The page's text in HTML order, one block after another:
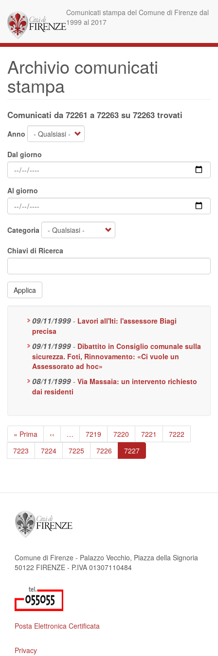
contenuto
principale
Comunicati stampa del Comune di Firenze dal
1999 al 2017
Archivio comunicati
stampa
Comunicati da 72261 a 72263 su 72263 trovati
Anno
Dal giorno
Al giorno
Categoria
Chiavi di Ricerca
Applica
09/11/1999 - Lavori all'Iti: l'assessore Biagi
precisa
09/11/1999 - Dibattito in Consiglio comunale sulla
sicurezza. Foti, Rinnovamento: «Ci vuole un
Assessorato ad hoc»
08/11/1999 - Via Massaia: un intervento richiesto
dai residenti
Paginazione
Prima
pagina
« Prima
Pagina
precedente
‹‹ … Page
7219 Page
7220 Page
7221 Page
7222
Page
7223 Page
7224 Page
7225 Page
7226
Pagina
attuale
7227
Comune di Firenze - Palazzo Vecchio, Piazza della Signoria
50122 FIRENZE - P.IVA 01307110484
Posta Elettronica Certificata
Privacy